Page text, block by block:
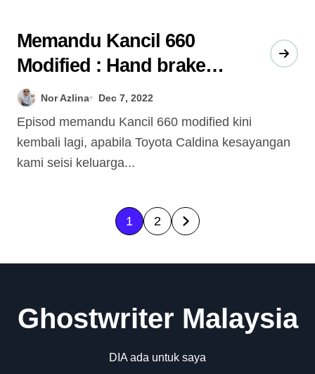
Memandu Kancil 660
Modified : Hand brake
susah nak tarik
Nor Azlina Dec 7, 2022
Episod memandu Kancil 660 modified kini
kembali lagi, apabila Toyota Caldina kesayangan
kami seisi keluarga...
P
t
s
p
1 2
Ghostwriter Malaysia
DIA ada untuk saya